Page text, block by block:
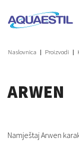
Naslovnica Proizvodi
ARWEN
Namještaj Arwen